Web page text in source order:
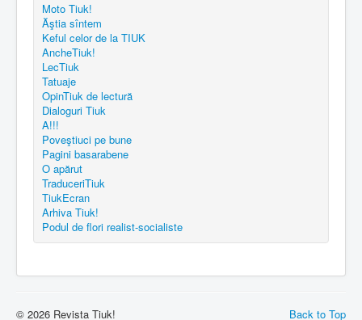
Moto Tiuk!
Ăştia sîntem
Keful celor de la TIUK
AncheTiuk!
LecTiuk
Tatuaje
OpinTiuk de lectură
Dialoguri Tiuk
A!!!
Poveştiuci pe bune
Pagini basarabene
O apărut
TraduceriTiuk
TiukEcran
Arhiva Tiuk!
Podul de flori realist-socialiste
Back to Top
© 2026 Revista Tiuk!